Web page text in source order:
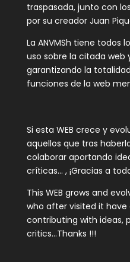
traspasada, junto con
por su creador Juan
La ANVMSh tiene todos
uso sobre la citada web
garantizando la
funciones de la web
Si esta WEB crece y
aquellos que tras
colaborar aportando
críticas… , ¡Gracias a
This WEB grows and
who after visited it
contributing with ideas,
critics…Thanks !!!